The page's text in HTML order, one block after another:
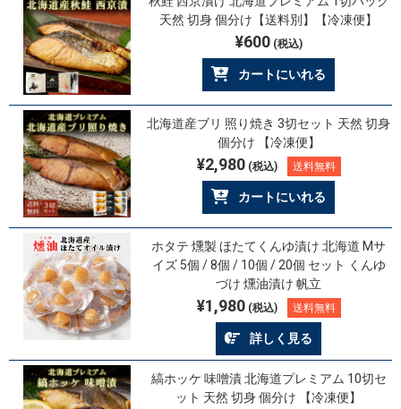
天然 切身 個分け【送料別】【冷凍便】
¥600(税込)
カートにいれる
北海道産ブリ 照り焼き 3切セット 天然 切身
個分け 【冷凍便】
¥2,980(税込) 送料無料
カートにいれる
ホタテ 燻製 ほたてくんゆ漬け 北海道 Mサ
イズ 5個 / 8個 / 10個 / 20個 セット くんゆ
づけ 燻油漬け 帆立
¥1,980(税込) 送料無料
詳しく見る
縞ホッケ 味噌漬 北海道プレミアム 10切セ
ット 天然 切身 個分け 【冷凍便】